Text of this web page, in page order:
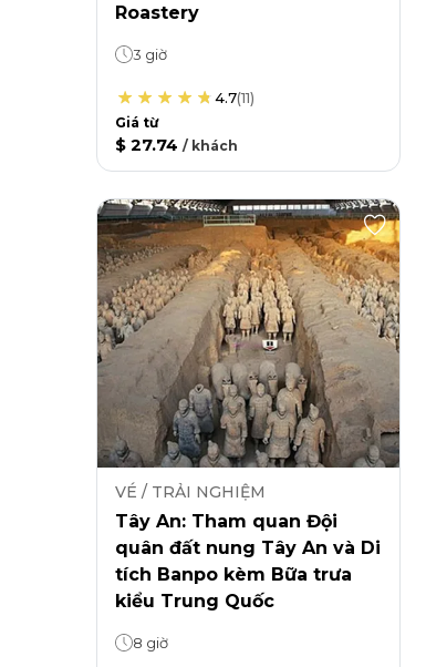
Roastery
3 giờ
4.7(11)
Giá từ
$ 27.74 / khách
VÉ / TRẢI NGHIỆM
Tây An: Tham quan Đội
quân đất nung Tây An và Di
tích Banpo kèm Bữa trưa
kiểu Trung Quốc
8 giờ